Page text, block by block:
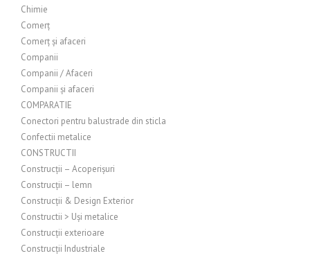
Chimie
Comerț
Comerț și afaceri
Companii
Companii / Afaceri
Companii și afaceri
COMPARATIE
Conectori pentru balustrade din sticla
Confectii metalice
CONSTRUCTII
Construcții – Acoperișuri
Construcții – lemn
Construcții & Design Exterior
Constructii > Uși metalice
Construcții exterioare
Construcții Industriale